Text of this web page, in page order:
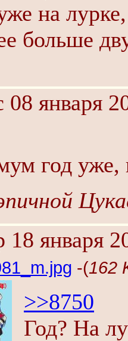
на
больше
08 января
год уже,
18 января
-(162
>>8750
Год? На